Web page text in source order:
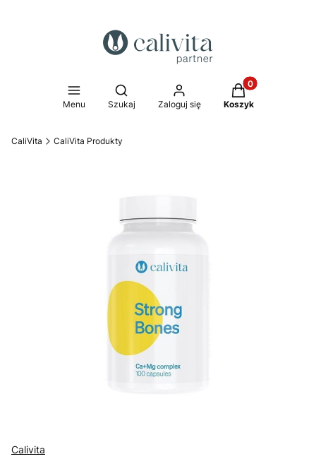
Menu
Otwórz wyszukiwarkę
Szukaj Zaloguj się
Produkty w
Koszyk
CaliVita CaliVita Produkty
Calivita